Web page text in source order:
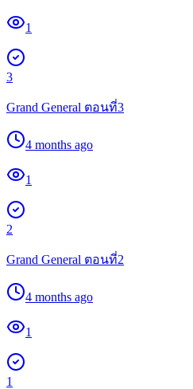
1
3
Grand General ตอนที่3
4 months ago
1
2
Grand General ตอนที่2
4 months ago
1
1